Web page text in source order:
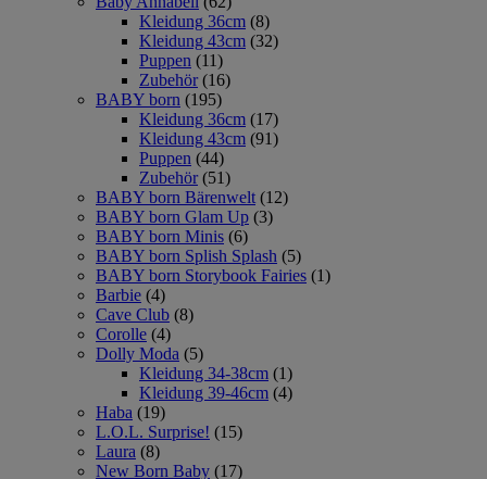
Kleidung 36cm (8)
Kleidung 43cm (32)
Puppen (11)
Zubehör (16)
BABY born (195)
Kleidung 36cm (17)
Kleidung 43cm (91)
Puppen (44)
Zubehör (51)
BABY born Bärenwelt (12)
BABY born Glam Up (3)
BABY born Minis (6)
BABY born Splish Splash (5)
BABY born Storybook Fairies (1)
Barbie (4)
Cave Club (8)
Corolle (4)
Dolly Moda (5)
Kleidung 34-38cm (1)
Kleidung 39-46cm (4)
Haba (19)
L.O.L. Surprise! (15)
Laura (8)
New Born Baby (17)